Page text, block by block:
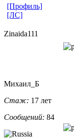
[Профиль]
[ЛС]
Zinaida111
Михаил_Б
Стаж: 17 лет
Сообщений: 84